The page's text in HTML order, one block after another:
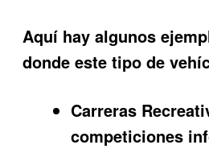
Aquí hay algunos
donde este tipo de
Carreras
competiciones